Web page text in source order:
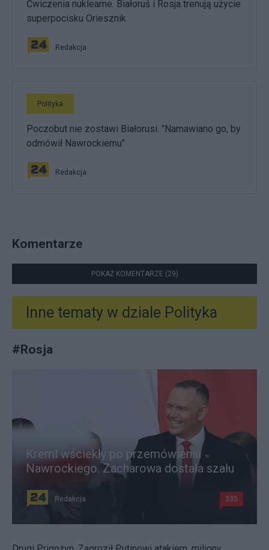
Ćwiczenia nuklearne. Białoruś i Rosja trenują użycie
superpocisku Oriesznik
Redakcja
Polityka
Poczobut nie zostawi Białorusi. "Namawiano go, by
odmówił Nawrockiemu"
Redakcja
Komentarze
POKAŻ KOMENTARZE (29)
Inne tematy w dziale Polityka
#Rosja
Kreml wściekły po przemówieniu
Nawrockiego. Zacharowa dostała szału
Redakcja 335